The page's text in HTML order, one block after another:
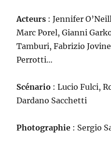
Acteurs : Jennifer
Marc Porel, Gianni
Tamburi, Fabrizio
Perrotti…
Scénario : Lucio Fulci,
Dardano Sacchetti
Photographie : Sergio